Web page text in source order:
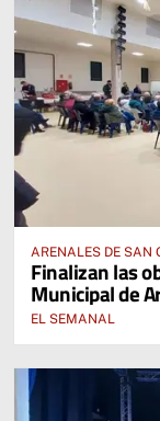
ARENALES DE SAN
Finalizan las
Municipal de
EL SEMANAL